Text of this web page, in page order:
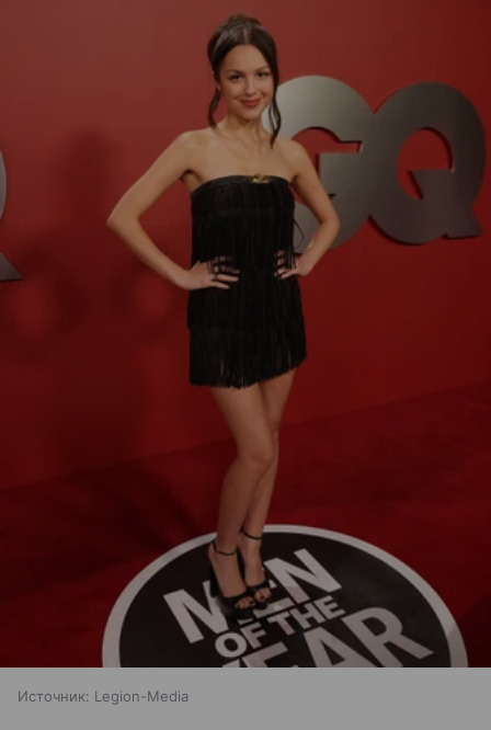
Источник: Legion-Media